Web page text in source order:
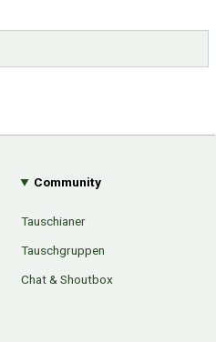
Community
Tauschianer
Tauschgruppen
Chat & Shoutbox